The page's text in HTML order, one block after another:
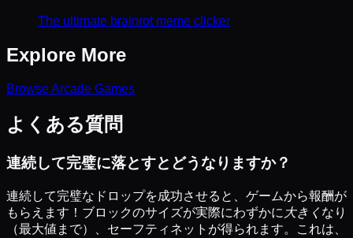
The ultimate brainrot meme clicker
Explore More
BrowseArcade Games
よくある質問
連続して完璧に落とすとどうなりますか？
連続して完璧なドロップを成功させると、ゲームから報酬が
もらえます！ブロックのサイズが実際にわずかに 大きく なり
（最大値まで）、セーフティネットが得られます。これは、